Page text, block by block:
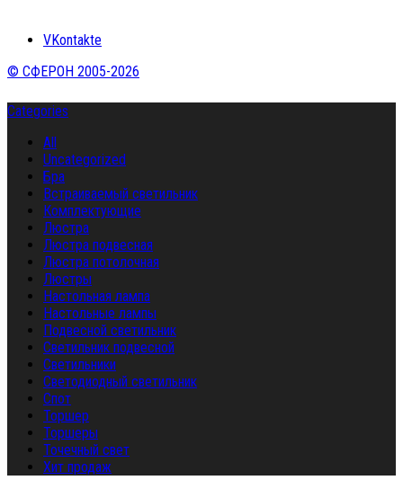
VKontakte
© СФЕРОН 2005-2026
Categories
All
Uncategorized
Бра
Встраиваемый светильник
Комплектующие
Люстра
Люстра подвесная
Люстра потолочная
Люстры
Настольная лампа
Настольные лампы
Подвесной светильник
Светильник подвесной
Светильники
Светодиодный светильник
Спот
Торшер
Торшеры
Точечный свет
Хит продаж